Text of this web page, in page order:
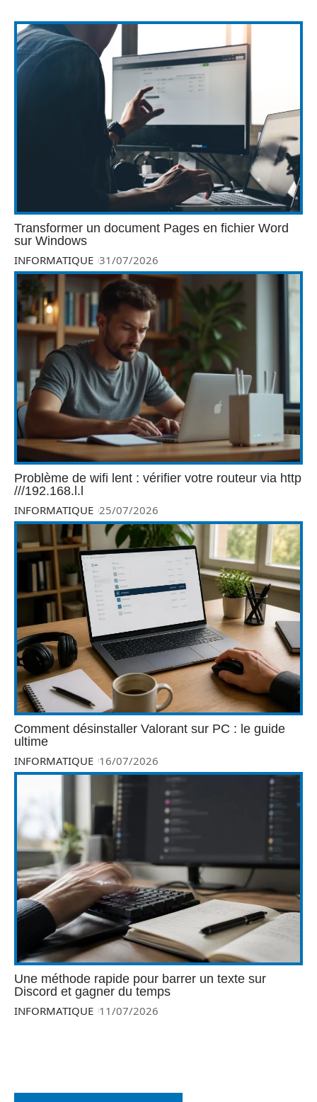
Transformer un document Pages en fichier Word
sur Windows
INFORMATIQUE 31/07/2026
Problème de wifi lent : vérifier votre routeur via http
///192.168.l.l
INFORMATIQUE 25/07/2026
Comment désinstaller Valorant sur PC : le guide
ultime
INFORMATIQUE 16/07/2026
Une méthode rapide pour barrer un texte sur
Discord et gagner du temps
INFORMATIQUE 11/07/2026